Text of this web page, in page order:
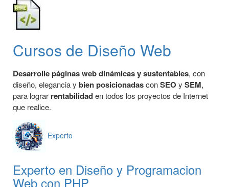
Cursos de Diseño Web
Desarrolle páginas web dinámicas y sustentables, con
diseño, elegancia y bien posicionadasconSEO y SEM,
para lograr rentabilidaden todos los proyectos de Internet
que realice.
Experto
Experto en Diseño y Programacion
Web con PHP